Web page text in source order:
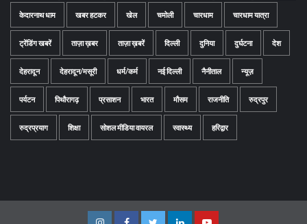
केदारनाथ धाम खबर हटकर खेल चमोली चारधाम चारधाम यात्रा
ट्रेंडिंग खबरें ताज़ा ख़बर ताज़ा ख़बरें दिल्ली दुनिया दुर्घटना देश
देहरादून देहरादून/मसूरी धर्म/कर्म नई दिल्ली नैनीताल न्यूज़
पर्यटन पिथौरागढ़ प्रसाशन भारत मौसम राजनीति रुद्रपुर
रुद्रप्रयाग शिक्षा सोशल मीडिया वायरल स्वास्थ्य हरिद्वार